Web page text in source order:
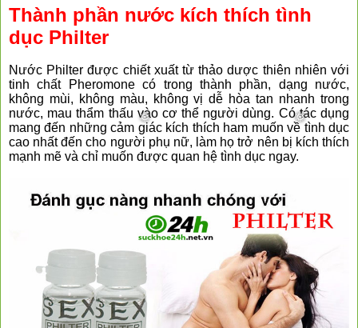
Thành phần nước kích thích tình
dục Philter
Nước Philter được chiết xuất từ thảo dược thiên nhiên với
tinh chất Pheromone có trong thành phần, dạng nước,
không mùi, không màu, không vị dễ hòa tan nhanh trong
nước, mau thẩm thấu vào cơ thể người dùng. Có tác dụng
mang đến những cảm giác kích thích ham muốn về tình dục
cao nhất đến cho người phụ nữ, làm họ trở nên bị kích thích
mạnh mẽ và chỉ muốn được quan hệ tình dục ngay.
❆ ❆